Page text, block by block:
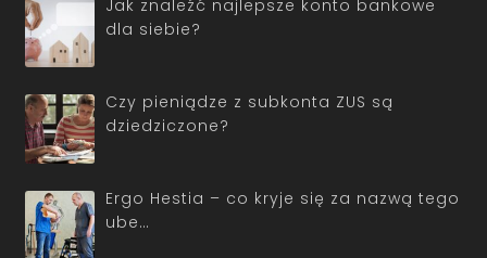
Jak znaleźć najlepsze konto bankowe
dla siebie?
Czy pieniądze z subkonta ZUS są
dziedziczone?
Ergo Hestia – co kryje się za nazwą tego
ube…